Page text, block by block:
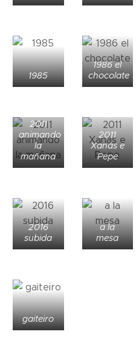
1985
1986 el
chocolate
2011
animando
la
mañana
2011
Xanás e
Pepe
2016
subida
a la
mesa
gaiteiro